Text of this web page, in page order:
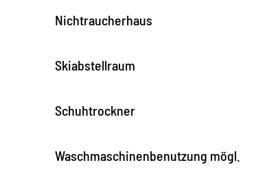
Nichtraucherhaus
Skiabstellraum
Schuhtrockner
Waschmaschinenbenutzung mögl.